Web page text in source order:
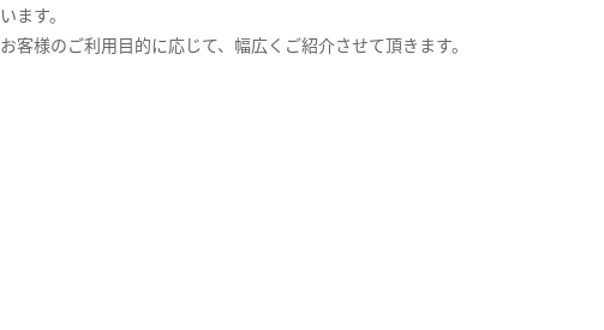
います。
お客様のご利用目的に応じて、幅広くご紹介させて頂きます。